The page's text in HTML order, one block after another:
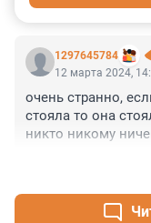
1297645784
12 марта 2024,
очень странно,
стояла то она
никто никому